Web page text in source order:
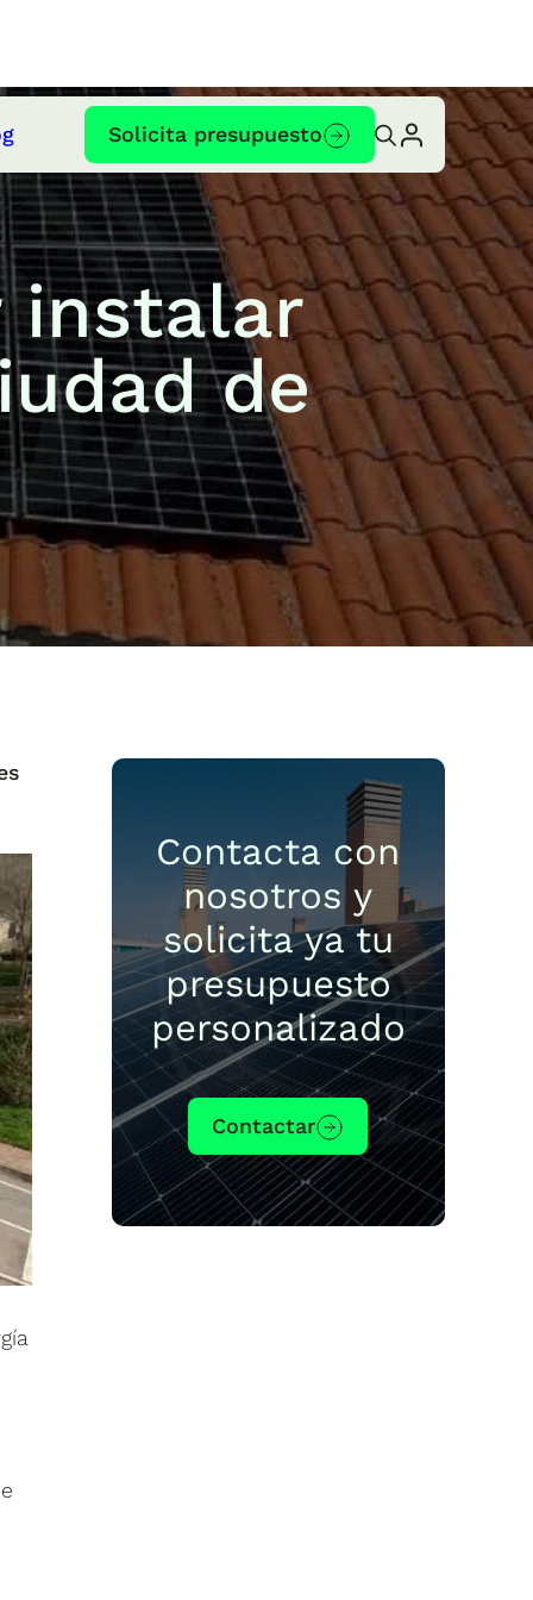
Solicita presupuesto
instalar
de
Contacta con
nosotros y
solicita ya tu
presupuesto
personalizado
Contactar